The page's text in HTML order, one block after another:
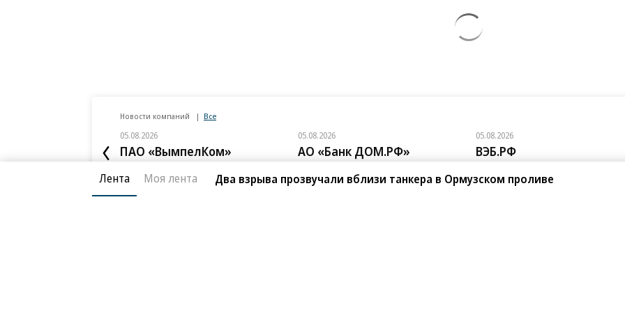
Новости компаний Все
05.08.2026
ПАО «ВымпелКом»
холодное S3-хранилище для архивных
05.08.2026
АО «Банк ДОМ.РФ»
объемы кредитования подрядчиков
05.08.2026
ВЭБ.РФ
Сахалинск — в лидерах по активности
Лента Моя лента Два взрыва прозвучали вблизи танкера в Ормузском проливе